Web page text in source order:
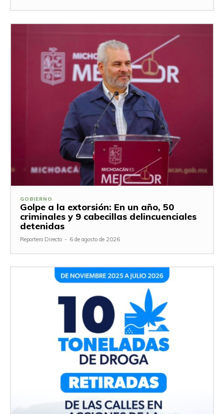
GOBIERNO
Golpe a la extorsión: En un año, 50
criminales y 9 cabecillas delincuenciales
detenidas
Reportero Directo - 6 de agosto de 2026